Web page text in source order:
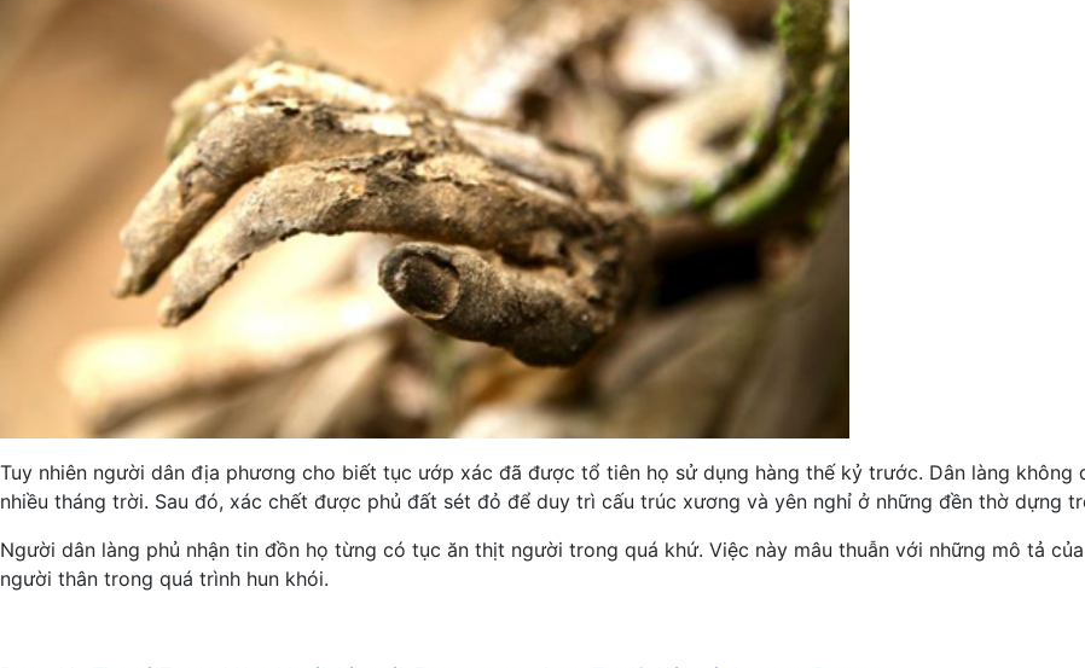
Tuy nhiên người dân địa phương cho biết tục ướp xác đã được tổ tiên họ sử dụng hàng thế kỷ trước. Dân làng
nhiều tháng trời. Sau đó, xác chết được phủ đất sét đỏ để duy trì cấu trúc xương và yên nghỉ ở những đền thờ dựng
Người dân làng phủ nhận tin đồn họ từng có tục ăn thịt người trong quá khứ. Việc này mâu thuẫn với những mô tả
người thân trong quá trình hun khói.